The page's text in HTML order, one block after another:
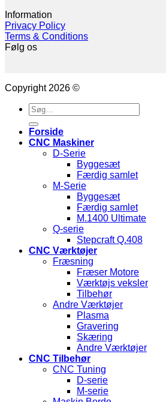
Information
Privacy Policy
Terms & Conditions
Følg os
Copyright 2026 ©
Søg
efter:
Forside
CNC Maskiner
D-Serie
Byggesæt
Færdig samlet
M-Serie
Byggesæt
Færdig samlet
M.1400 Ultimate
Q-serie
Stepcraft Q.408
CNC Værktøjer
Fræsning
Fræser Motore
Værktøjs veksler
Tilbehør
Andre Værktøjer
Plasma
Gravering
Skæring
Andre Værktøjer
CNC Tilbehør
CNC Tuning
D-serie
M-serie